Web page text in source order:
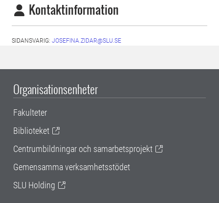
Kontaktinformation
SIDANSVARIG: JOSEFINA.ZIDAR@SLU.SE
Organisationsenheter
Fakulteter
Biblioteket
Centrumbildningar och samarbetsprojekt
Gemensamma verksamhetsstödet
SLU Holding